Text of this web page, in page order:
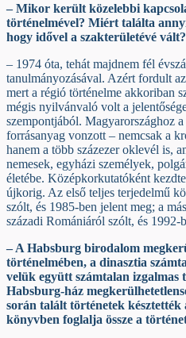
– Mikor került közelebbi
történelmével? Miért találta
hogy idővel a szakterületévé vált?
– 1974 óta, tehát majdnem fél
tanulmányozásával. Azért fordult
mert a régió történelme akkoriban
mégis nyilvánvaló volt a
szempontjából. Magyarországhoz
forrásanyag vonzott – nemcsak a
hanem a több százezer oklevél is,
nemesek, egyházi személyek,
életébe. Középkorkutatóként
újkorig. Az első teljes terjedelmű
szólt, és 1985-ben jelent meg; a
századi Romániáról szólt, és 1992-
– A Habsburg birodalom
történelmében, a dinasztia
velük együtt számtalan izgalmas
Habsburg-ház
során talált történetek késztették
könyvben foglalja össze a